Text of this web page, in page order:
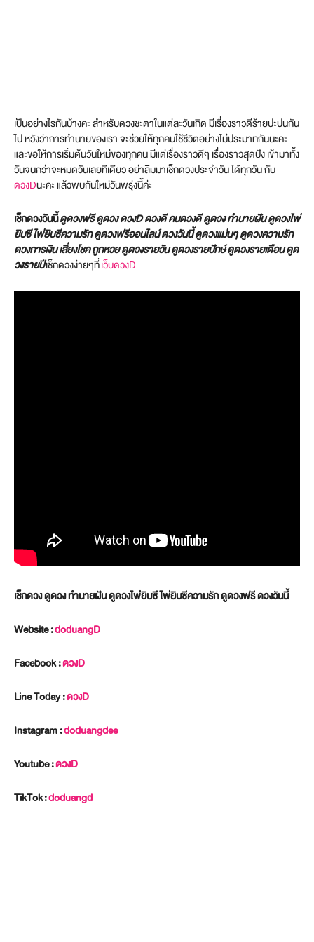
เป็นอย่างไรกันบ้างคะ สำหรับดวงชะตาในแต่ละวันเกิด มีเรื่องราวดีร้ายปะปนกัน
ไป หวังว่าการทำนายของเรา จะช่วยให้ทุกคนใช้ชีวิตอย่างไม่ประมาทกันนะคะ
และขอให้การเริ่มต้นวันใหม่ของทุกคน มีแต่เรื่องราวดีๆ เรื่องราวสุดปัง เข้ามาทั้ง
วันจนกว่าจะหมดวันเลยทีเดียว อย่าลืมมาเช็กดวงประจำวัน ได้ทุกวัน กับ
ดวงDนะคะ แล้วพบกันใหม่วันพรุ่งนี้ค่ะ
เช็กดวงวันนี้ดูดวงฟรี ดูดวง ดวงD ดวงดี คนดวงดี ดูดวง ทำนายฝัน ดูดวงไพ่
ยิบซี ไพ่ยิบซีความรัก ดูดวงฟรีออนไลน์ ดวงวันนี้ ดูดวงแม่นๆ ดูดวงความรัก
ดวงการเงิน เสี่ยงโชค ถูกหวย ดูดวงรายวัน ดูดวงรายปักษ์ ดูดวงรายเดือน ดูด
วงรายปีเช็กดวงง่ายๆที่เว็บดวงD
เช็กดวง ดูดวง ทำนายฝัน ดูดวงไพ่ยิบซี ไพ่ยิบซีความรัก ดูดวงฟรี ดวงวันนี้
Website :doduangD
Facebook :ดวงD
Line Today :ดวงD
Instagram :doduangdee
Youtube :ดวงD
TikTok:doduangd